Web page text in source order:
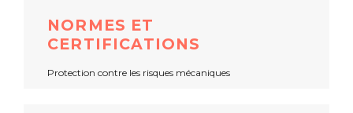
NORMES ET
CERTIFICATIONS
Protection contre les risques mécaniques